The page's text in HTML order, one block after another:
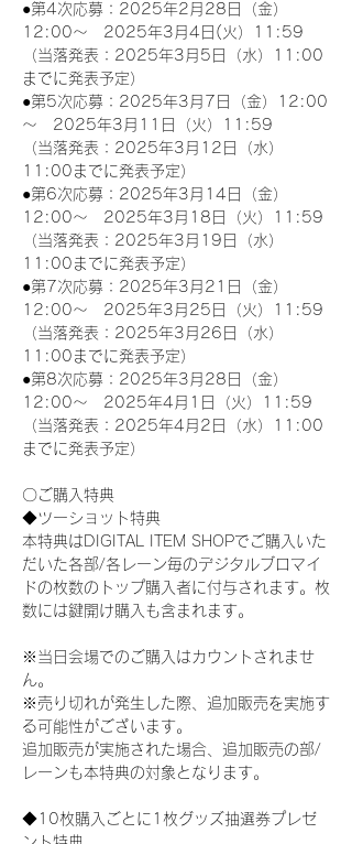
●第4次応募：2025年2月28日（金）
12:00～　2025年3月4日(火）11:59
（当落発表：2025年3月5日（水）11:00
までに発表予定）
●第5次応募：2025年3月7日（金）12:00
～　2025年3月11日（火）11:59
（当落発表：2025年3月12日（水）
11:00までに発表予定）
●第6次応募：2025年3月14日（金）
12:00～　2025年3月18日（火）11:59
（当落発表：2025年3月19日（水）
11:00までに発表予定）
●第7次応募：2025年3月21日（金）
12:00～　2025年3月25日（火）11:59
（当落発表：2025年3月26日（水）
11:00までに発表予定）
●第8次応募：2025年3月28日（金）
12:00～　2025年4月1日（火）11:59
（当落発表：2025年4月2日（水）11:00
までに発表予定）
〇ご購入特典
◆ツーショット特典
本特典はDIGITAL ITEM SHOPでご購入いた
だいた各部/各レーン毎のデジタルブロマイ
ドの枚数のトップ購入者に付与されます。枚
数には鍵開け購入も含まれます。
※当日会場でのご購入はカウントされませ
ん。
※売り切れが発生した際、追加販売を実施す
る可能性がございます。
追加販売が実施された場合、追加販売の部/
レーンも本特典の対象となります。
◆10枚購入ごとに1枚グッズ抽選券プレゼ